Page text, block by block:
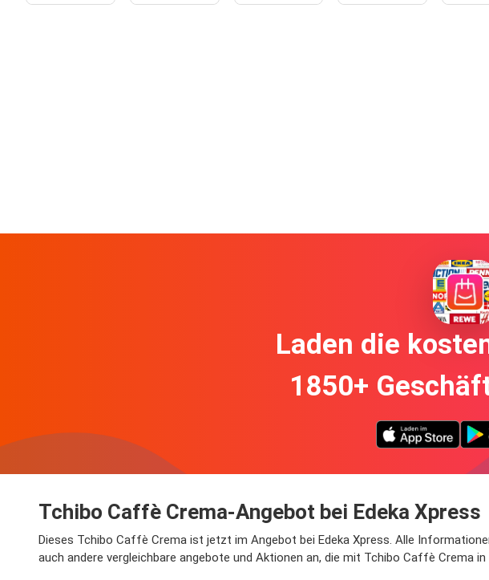
Laden die
1850+
Tchibo Caffè Crema-Angebot bei Edeka Xpress
Dieses Tchibo Caffè Crema ist jetzt im Angebot bei Edeka Xpress. Alle
auch andere vergleichbare angebote und Aktionen an, die mit Tchibo Caffè Crema